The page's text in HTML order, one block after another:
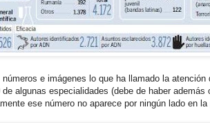
números e imágenes lo que ha llamado la
de algunas especialidades (debe de haber
ese número no aparece por ningún lado en la